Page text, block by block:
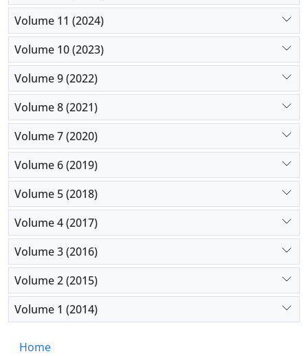
Volume 11 (2024)
Volume 10 (2023)
Volume 9 (2022)
Volume 8 (2021)
Volume 7 (2020)
Volume 6 (2019)
Volume 5 (2018)
Volume 4 (2017)
Volume 3 (2016)
Volume 2 (2015)
Volume 1 (2014)
Home